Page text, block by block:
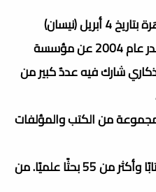
تُوفي أحمد مختار عمر في القاهرة بتاريخ 4 أبريل (نيسان)
2003 عن عمرٍ ناهز 70 عامًا. صدر عام 2004 عن مؤسسة
شارك فيه عددٌ كبير من
من الكتب والمؤلفات
بلغ عدد مؤلفاته أكثر من 34 كتابًا وأكثر من 55 بحثًا علميًا. من